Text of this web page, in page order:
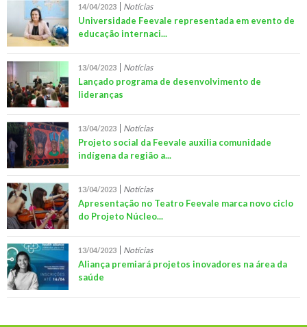
14/04/2023 Notícias
Universidade Feevale representada em evento de
educação internaci...
13/04/2023 Notícias
Lançado programa de desenvolvimento de
lideranças
13/04/2023 Notícias
Projeto social da Feevale auxilia comunidade
indígena da região a...
13/04/2023 Notícias
Apresentação no Teatro Feevale marca novo ciclo
do Projeto Núcleo...
13/04/2023 Notícias
Aliança premiará projetos inovadores na área da
saúde